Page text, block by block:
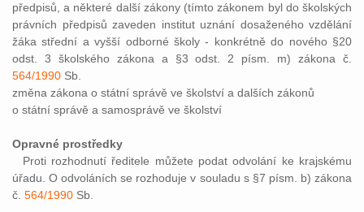
předpisů, a některé další zákony (tímto zákonem byl do školských
právních předpisů zaveden institut uznání dosaženého vzdělání
žáka střední a vyšší odborné školy - konkrétně do nového §20
odst. 3 školského zákona a §3 odst. 2 písm. m) zákona č.
564/1990 Sb.
změna zákona o státní správě ve školství a dalších zákonů
o státní správě a samosprávě ve školství
Opravné prostředky
Proti rozhodnutí ředitele můžete podat odvolání ke krajskému
úřadu. O odvoláních se rozhoduje v souladu s §7 písm. b) zákona
č. 564/1990 Sb.